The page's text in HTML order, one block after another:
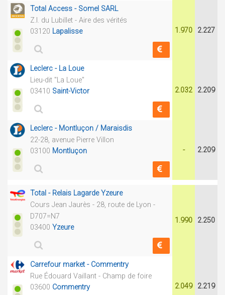
Total Access - Somel SARL
Z.I. du Lubillet - Aire des vérités
03120 Lapalisse 1.970 2.227
Leclerc - La Loue
Lieu-dit "La Loue"
03410 Saint-Victor 2.032 2.209
Leclerc - Montluçon / Maraisdis
22-28, avenue Pierre Villon
03100 Montluçon - 2.209
Total - Relais Lagarde Yzeure
Cours Jean Jaurès - 28, route de Lyon -
D707=N7
03400 Yzeure
1.990 2.250
Carrefour market - Commentry
Rue Édouard Vaillant - Champ de foire
03600 Commentry 2.049 2.219